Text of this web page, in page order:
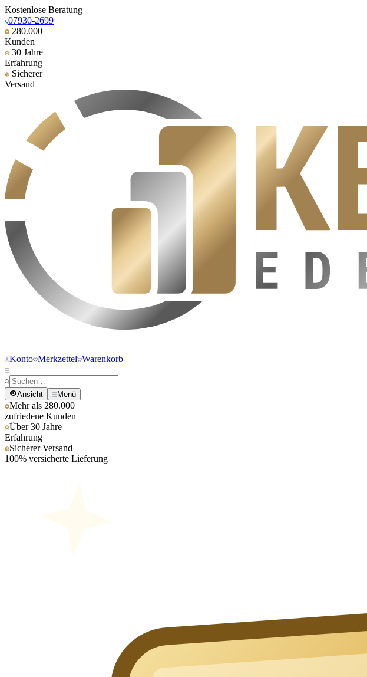
Kostenlose Beratung
07930-2699
280.000
Kunden
30 Jahre
Erfahrung
Sicherer
Versand
Konto Merkzettel Warenkorb
Ansicht Menü
Mehr als 280.000
zufriedene Kunden
Über 30 Jahre
Erfahrung
Sicherer Versand
100% versicherte Lieferung